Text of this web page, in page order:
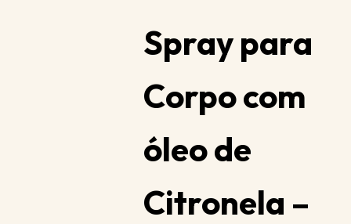
Spray para
Corpo com
óleo de
Citronela –